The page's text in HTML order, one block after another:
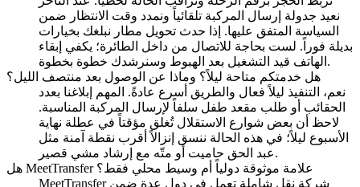
نعيد جدولة إرسال المركبة تلقائياً ونمدد وقت الانتظار ضمن
السياسة المتفق عليها. إذا حدث تحويل مطار نبلغك بخيارات
بديلة فوراً. لست بحاجة للاتصال من داخل الطائرة؛ يكفي إبقاء
الهاتف قيد التشغيل بعد الهبوط وسنرشدك خطوة بخطوة.
هل خدمتكم متاحة ليلاً؟ وماذا عن الوصول بعد منتصف الليل؟
نعم، التنفيذ ليلاً فعال والطريق أسرع عادةً. المهم إبلاغنا بعدد
الحقائب أو طلب مقعد طفل سلفاً لإرسال المركبة المناسبة.
لاحظ أن بعض شوارع الاستقلال تُغلق مؤقتاً في عطلة نهاية
الأسبوع ليلاً؛ في هذه الحالة ننسق إنزالاً أقرب نقطة آمنة مثل
عبد الحق حاميت أو متّه مع إرشاد مشي قصير.
هل MeetTransfer علامة موثوقة دولياً أم وسيط محلي فقط؟
MeetTransfer شركة نقل شاملة تعمل في دول عدة ضمن